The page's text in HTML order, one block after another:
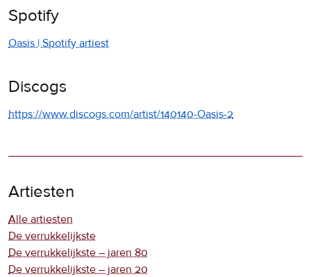
Spotify
Oasis | Spotify artiest
Discogs
https://www.discogs.com/artist/140140-Oasis-2
Artiesten
Alle artiesten
De verrukkelijkste
De verrukkelijkste – jaren 80
De verrukkelijkste – jaren 20